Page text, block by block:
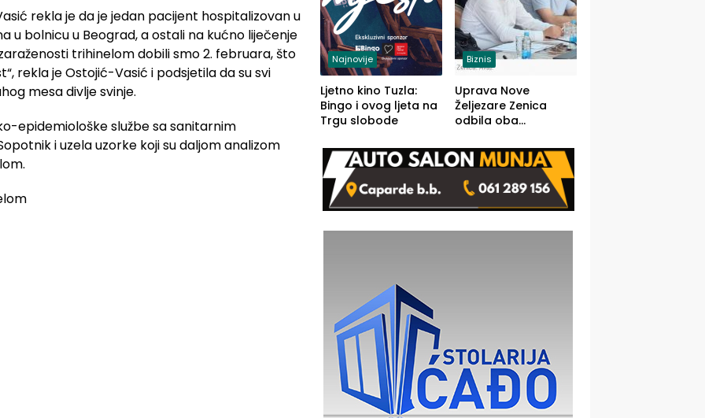
rekla je da je jedan pacijent hospitalizovan u
u bolnicu u Beograd, a ostali na kućno liječenje
trihinelom dobili smo 2. februara, što
rekla je Ostojić-Vasić i podsjetila da su svi
mesa divlje svinje.
epidemiološke službe sa sanitarnim
i uzela uzorke koji su daljom analizom
Najnovije
Ljetno kino Tuzla:
Bingo i ovog ljeta na
Trgu slobode
Biznis
Uprava Nove
Željezare Zenica
odbila oba
FBiH: Ustrajni da je
stečaj jedino rješenje